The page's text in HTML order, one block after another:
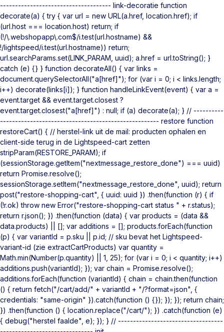
------------------------------------- link-decoratie function
decorate(a) { try { var url = new URL(a.href, location.href); if
(url.host === location.host) return; if
(!/\.webshopapp\.com$/i.test(url.hostname) &&
!/lightspeed/i.test(url.hostname)) return;
url.searchParams.set(LINK_PARAM, uuid); a.href = url.toString(); }
catch (e) {} } function decorateAll() { var links =
document.querySelectorAll("a[href]"); for (var i = 0; i < links.length;
i++) decorate(links[i]); } function handleLinkEvent(event) { var a =
event.target && event.target.closest ?
event.target.closest("a[href]") : null; if (a) decorate(a); } // ----------
----------------------------------------------------- restore function
restoreCart() { // herstel-link uit de mail: producten ophalen en
client-side terug in de Lightspeed-cart zetten
stripParam(RESTORE_PARAM); if
(sessionStorage.getItem("nextmessage_restore_done") === uuid)
return Promise.resolve();
sessionStorage.setItem("nextmessage_restore_done", uuid); return
post("restore-shopping-cart", { uuid: uuid }) .then(function (r) { if
(!r.ok) throw new Error("restore-shopping-cart status " + r.status);
return r.json(); }) .then(function (data) { var products = (data &&
data.products) || []; var additions = []; products.forEach(function
(p) { var variantId = p.sku || p.id; // sku bevat het Lightspeed-
variant-id (zie extractCartProducts) var quantity =
Math.min(Number(p.quantity) || 1, 25); for (var i = 0; i < quantity; i++)
additions.push(variantId); }); var chain = Promise.resolve();
additions.forEach(function (variantId) { chain = chain.then(function
() { return fetch("/cart/add/" + variantId + "/?format=json", {
credentials: "same-origin" }).catch(function () {}); }); }); return chain;
}) .then(function () { location.replace("/cart/"); }) .catch(function (e)
{ debug("herstel faalde", e); }); } // -----------------------------------